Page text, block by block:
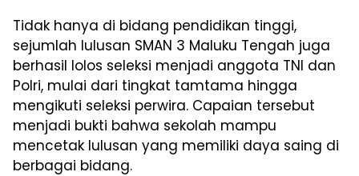
Tidak hanya di bidang pendidikan tinggi,
sejumlah lulusan SMAN 3 Maluku Tengah juga
berhasil lolos seleksi menjadi anggota TNI dan
Polri, mulai dari tingkat tamtama hingga
mengikuti seleksi perwira. Capaian tersebut
menjadi bukti bahwa sekolah mampu
mencetak lulusan yang memiliki daya saing di
berbagai bidang.